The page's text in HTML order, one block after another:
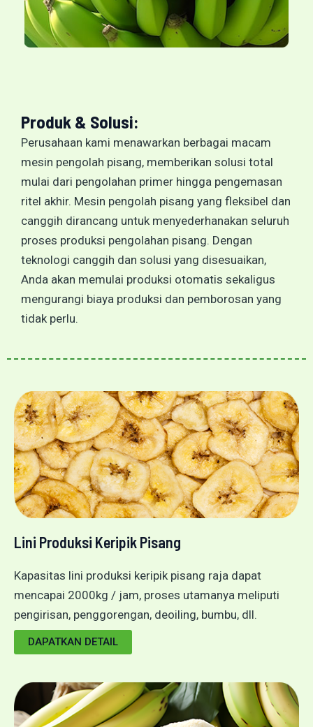
Produk & Solusi:
Perusahaan kami menawarkan berbagai macam
mesin pengolah pisang, memberikan solusi total
mulai dari pengolahan primer hingga pengemasan
ritel akhir. Mesin pengolah pisang yang fleksibel dan
canggih dirancang untuk menyederhanakan seluruh
proses produksi pengolahan pisang. Dengan
teknologi canggih dan solusi yang disesuaikan,
Anda akan memulai produksi otomatis sekaligus
mengurangi biaya produksi dan pemborosan yang
tidak perlu.
Lini Produksi Keripik Pisang
Kapasitas lini produksi keripik pisang raja dapat
mencapai 2000kg / jam, proses utamanya meliputi
pengirisan, penggorengan, deoiling, bumbu, dll.
DAPATKAN DETAIL